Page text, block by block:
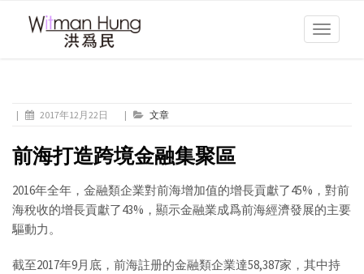
Toggle
| 2017年12月22日 | 文章
前海打造跨境金融集聚區
2016年全年，金融類企業對前海增加值的增長貢獻了45%，對前
海稅收的增長貢獻了43%，顯示金融業成爲前海經濟發展的主要
驅動力。
截至2017年9月底，前海註册的金融類企業達58,387家，其中持